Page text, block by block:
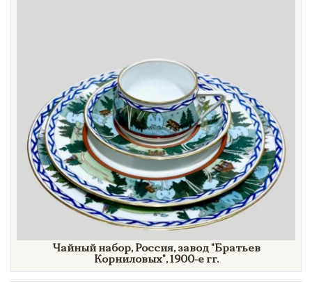
Чайный набор, Россия, завод"Братьев
Корниловых",1900-е гг.